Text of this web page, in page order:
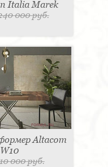
Italia Marek
000 руб.
Altacom
000 руб.